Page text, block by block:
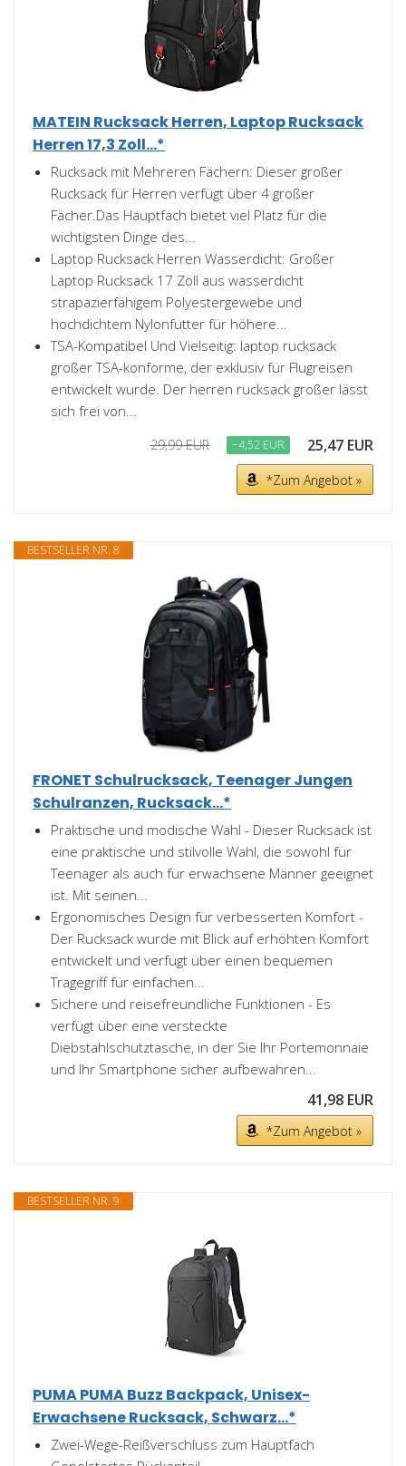
MATEIN Rucksack Herren, Laptop Rucksack
Herren 17,3 Zoll...*
Rucksack mit Mehreren Fächern: Dieser großer
Rucksack für Herren verfügt über 4 großer
Fächer.Das Hauptfach bietet viel Platz für die
wichtigsten Dinge des...
Laptop Rucksack Herren Wasserdicht: Großer
Laptop Rucksack 17 Zoll aus wasserdicht
strapazierfähigem Polyestergewebe und
hochdichtem Nylonfutter für höhere...
TSA-Kompatibel Und Vielseitig: laptop rucksack
großer TSA-konforme, der exklusiv für Flugreisen
entwickelt wurde. Der herren rucksack großer lässt
sich frei von...
29,99 EUR −4,52 EUR 25,47 EUR
*Zum Angebot »
BESTSELLER NR. 8
FRONET Schulrucksack, Teenager Jungen
Schulranzen, Rucksack...*
Praktische und modische Wahl - Dieser Rucksack ist
eine praktische und stilvolle Wahl, die sowohl für
Teenager als auch für erwachsene Männer geeignet
ist. Mit seinen...
Ergonomisches Design für verbesserten Komfort -
Der Rucksack wurde mit Blick auf erhöhten Komfort
entwickelt und verfügt über einen bequemen
Tragegriff für einfachen...
Sichere und reisefreundliche Funktionen - Es
verfügt über eine versteckte
Diebstahlschutztasche, in der Sie Ihr Portemonnaie
und Ihr Smartphone sicher aufbewahren...
41,98 EUR
*Zum Angebot »
BESTSELLER NR. 9
PUMA PUMA Buzz Backpack, Unisex-
Erwachsene Rucksack, Schwarz...*
Zwei-Wege-Reißverschluss zum Hauptfach